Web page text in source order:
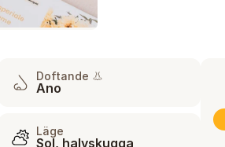
Doftande 👃
Ano
Läge
Sol, halvskugga